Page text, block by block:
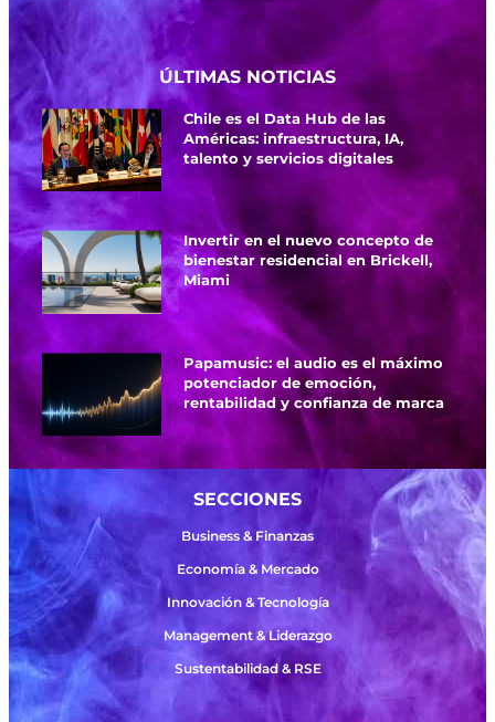
ÚLTIMAS NOTICIAS
Chile es el Data Hub de las
Américas: infraestructura, IA,
talento y servicios digitales
Invertir en el nuevo concepto de
bienestar residencial en Brickell,
Miami
Papamusic: el audio es el máximo
potenciador de emoción,
rentabilidad y confianza de marca
SECCIONES
Business & Finanzas
Economía & Mercado
Innovación & Tecnología
Management & Liderazgo
Sustentabilidad & RSE